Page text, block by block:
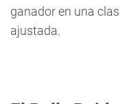
ganador en una
ajustada.